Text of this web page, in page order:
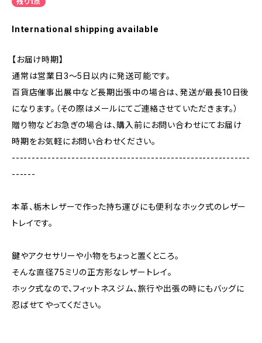
International shipping available
【お届け時期】
通常は営業日3〜5日以内に発送可能です。
百貨店催事出展中など長期出張中の場合は、発送が最長10日後
になります。（その際はメールにてご連絡させていただきます。）
贈り物などお急ぎの場合は、購入前にお問い合わせにてお届け
時期をお気軽にお問い合わせください。
------------------------------------------------------------
------
本革、栃木レザーで作った持ち運びにも便利なホック式のレザー
トレイです。
鍵やアクセサリーや小物をちょっと置くところ。
そんな直径75ミリの正方形なレザートレイ。
ホック式なので、フィットネスジム、旅行や出張の時にもバッグに
忍ばせてやってください。